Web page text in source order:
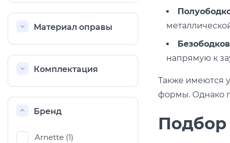
Материал оправы
Комплектация
Бренд
Arnette (1)
напрямую к
Также имеются
формы. Однако
Подбор